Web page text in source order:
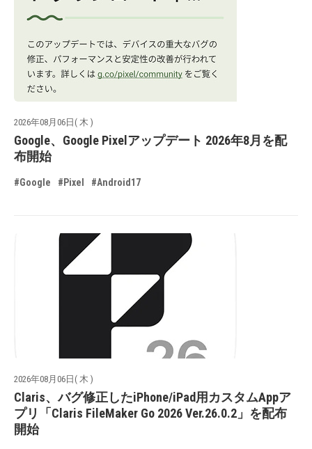
2026年08月06日( 木 )
Google、Google Pixelアップデート 2026年8月を配
布開始
#Google #Pixel #Android17
2026年08月06日( 木 )
Claris、バグ修正したiPhone/iPad用カスタムAppア
プリ「Claris FileMaker Go 2026 Ver.26.0.2」を配布
開始